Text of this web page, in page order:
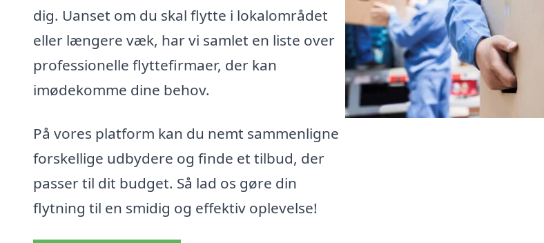
dig. Uanset om du skal flytte i lokalområdet
eller længere væk, har vi samlet en liste over
professionelle flyttefirmaer, der kan
imødekomme dine behov.
På vores platform kan du nemt sammenligne
forskellige udbydere og finde et tilbud, der
passer til dit budget. Så lad os gøre din
flytning til en smidig og effektiv oplevelse!